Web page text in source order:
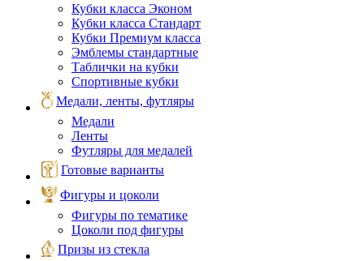
Кубки класса Эконом
Кубки класса Стандарт
Кубки Премиум класса
Эмблемы стандартные
Таблички на кубки
Спортивные кубки
Медали, ленты, футляры
Медали
Ленты
Футляры для медалей
Готовые варианты
Фигуры и цоколи
Фигуры по тематике
Цоколи под фигуры
Призы из стекла